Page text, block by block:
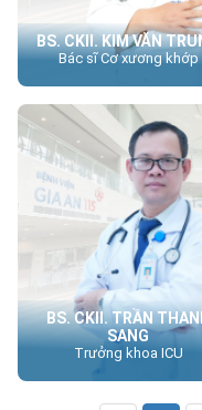
BS. CKII. KIM VĂN
Bác sĩ Cơ xương khớp
BS. CKII. TRẦN
SANG
Trưởng khoa ICU